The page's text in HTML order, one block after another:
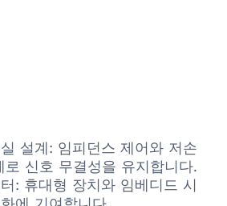
설계: 임피던스 제어와 저손
로 신호 무결성을 유지합니다.
: 휴대형 장치와 임베디드 시